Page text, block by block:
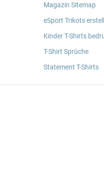
Magazin Sitemap
eSport Trikots
Kinder T-Shirts
T-Shirt Sprüche
Statement T-Shirts